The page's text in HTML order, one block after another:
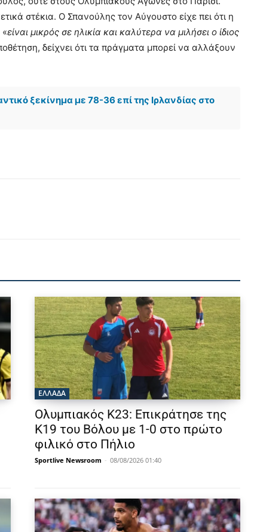
στέκια. Ο Σπανούλης τον Αύγουστο είχε πει ότι η
είναι μικρός σε ηλικία και καλύτερα να μιλήσει ο ίδιος
δείχνει ότι τα πράγματα μπορεί να αλλάξουν
ξεκίνημα με 78-36 επί της Ιρλανδίας στο
ΕΛΛΑΔΑ
Ολυμπιακός Κ23: Επικράτησε της
Κ19 του Βόλου με 1-0 στο πρώτο
φιλικό στο Πήλιο
Sportlive Newsroom - 08/08/2026 01:40